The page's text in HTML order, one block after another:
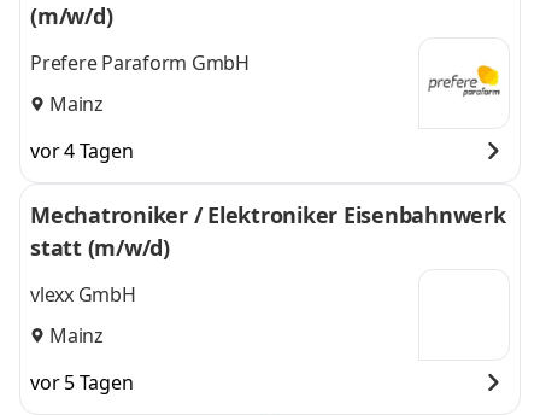
(m/w/d)
Prefere Paraform GmbH
Mainz
vor 4 Tagen
Mechatroniker / Elektroniker Eisenbahnwerk
statt (m/w/d)
vlexx GmbH
Mainz
vor 5 Tagen